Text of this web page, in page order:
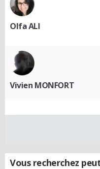
Olfa ALI
Vivien MONFORT
Vous recherchez